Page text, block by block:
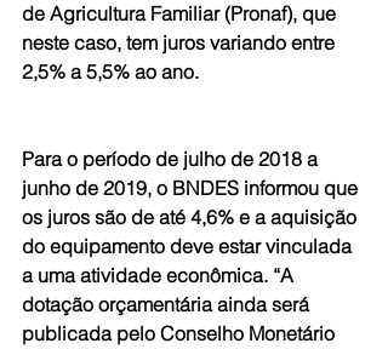
de Agricultura Familiar (Pronaf), que
neste caso, tem juros variando entre
2,5% a 5,5% ao ano.
Para o período de julho de 2018 a
junho de 2019, o BNDES informou que
os juros são de até 4,6% e a aquisição
do equipamento deve estar vinculada
a uma atividade econômica. “A
dotação orçamentária ainda será
publicada pelo Conselho Monetário